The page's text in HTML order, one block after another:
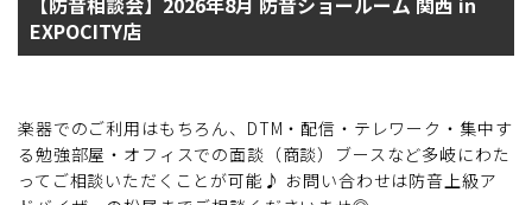
EXPOCITY店
楽器でのご利用はもちろん、DTM・配信・テレワーク・集中す
る勉強部屋・オフィスでの面談（商談）ブースなど多岐にわた
ってご相談いただくことが可能♪ お問い合わせは防音上級ア